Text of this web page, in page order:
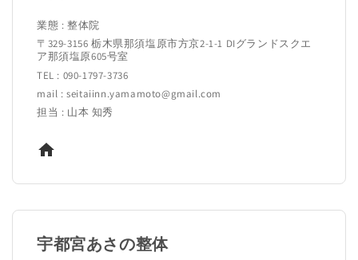
業態 : 整体院
〒329-3156 栃木県那須塩原市方京2-1-1 DIグランドスクエ
ア那須塩原605号室
TEL : 090-1797-3736
mail : seitaiinn.yamamoto@gmail.com
担当 : 山本 知秀
宇都宮あさの整体